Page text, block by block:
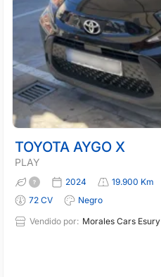
TOYOTA AYGO X
PLAY
2024 19.900 Km
72 CV
Negro
Vendido por: Morales Cars Esury